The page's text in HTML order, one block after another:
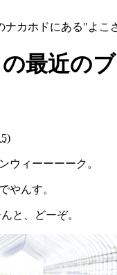
ナカホドにある"よ
の最近の
)
ウィーーーーク。
やんす。
と、どーぞ。